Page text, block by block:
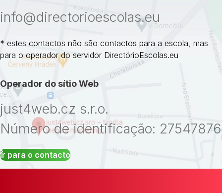
info@directorioescolas.eu
* estes contactos não são contactos para a escola, mas
para o operador do servidor DirectórioEscolas.eu
Operador do sítio Web
just4web.cz s.r.o.
Número de identificação: 27547876
Ir para o contacto